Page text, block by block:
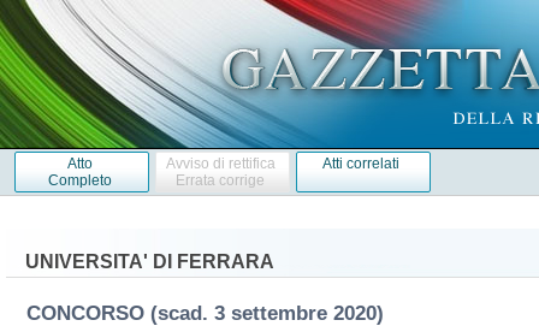
Atto
Completo
Avviso di rettifica
Errata corrige
Atti correlati
UNIVERSITA' DI FERRARA
CONCORSO (scad. 3 settembre 2020)